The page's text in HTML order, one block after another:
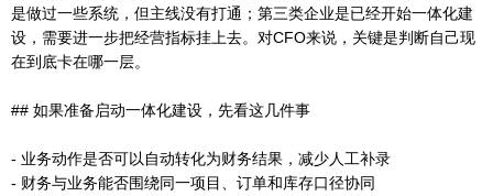
是做过一些系统，但主线没有打通；第三类企业是已经开始一体化建
设，需要进一步把经营指标挂上去。对CFO来说，关键是判断自己现
在到底卡在哪一层。
## 如果准备启动一体化建设，先看这几件事
- 业务动作是否可以自动转化为财务结果，减少人工补录
- 财务与业务能否围绕同一项目、订单和库存口径协同